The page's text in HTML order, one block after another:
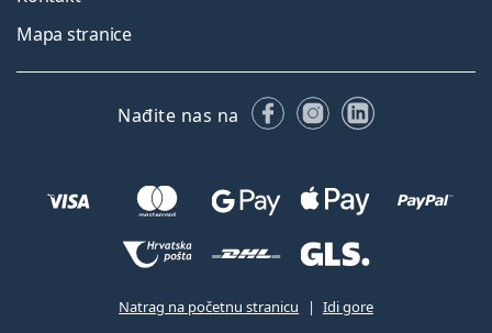
Mapa stranice
Nađite nas na FacebookuInstagramu
LinkedIn
Natrag na početnu stranicu
Idi gore